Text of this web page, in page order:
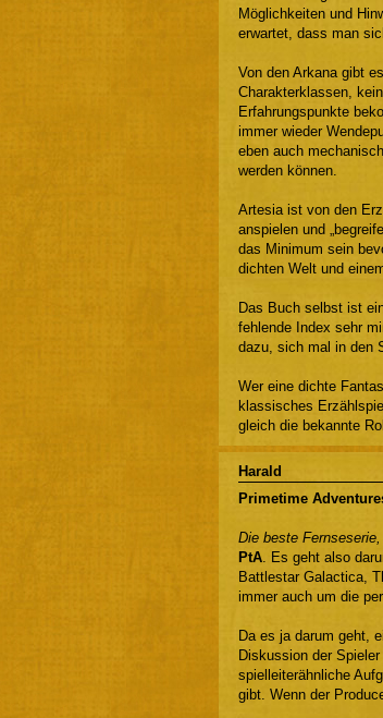
Möglichkeiten und
erwartet, dass man
Von den Arkana gibt
Charakterklassen,
Erfahrungspunkte
immer wieder
eben auch
werden können.
Artesia ist von den
anspielen und
das Minimum sein
dichten Welt und
Das Buch selbst ist
fehlende Index sehr
dazu, sich mal in den
Wer eine dichte
klassisches
gleich die bekannte
Harald
Primetime
Die beste
PtA . Es geht also
Battlestar Galactica,
immer auch um die
Da es ja darum geht,
Diskussion der
spielleiterähnliche
gibt. Wenn der